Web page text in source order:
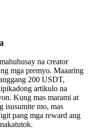
na creator
mga premyo. Maaaring
200 USDT,
artikulo na
Kung mas marami at
isusumite mo, mas
pang mga reward ang